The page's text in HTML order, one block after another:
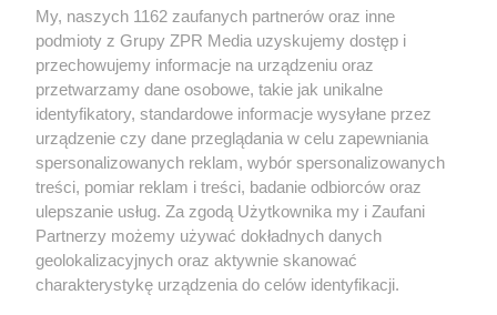
Żaden utwór zamieszczony w serwisie nie może być powielany i
rozpowszechniany lub dalej rozpowszechniany w jakikolwiek sposób (w
tym także elektroniczny lub mechaniczny) na jakimkolwiek polu
eksploatacji w jakiejkolwiek formie, włącznie z umieszczaniem w
Internecie bez pisemnej zgody właściciela praw. Jakiekolwiek użycie lub
wykorzystanie utworów w całości lub w części z naruszeniem prawa,
tzn. bez właściwej zgody, jest zabronione pod groźbą kary i może być
ścigane prawnie.
My, naszych 1162 zaufanych partnerów oraz inne
podmioty z Grupy ZPR Media uzyskujemy dostęp i
przechowujemy informacje na urządzeniu oraz
przetwarzamy dane osobowe, takie jak unikalne
identyfikatory, standardowe informacje wysyłane przez
urządzenie czy dane przeglądania w celu zapewniania
spersonalizowanych reklam, wybór spersonalizowanych
treści, pomiar reklam i treści, badanie odbiorców oraz
ulepszanie usług. Za zgodą Użytkownika my i Zaufani
Partnerzy możemy używać dokładnych danych
geolokalizacyjnych oraz aktywnie skanować
charakterystykę urządzenia do celów identyfikacji.